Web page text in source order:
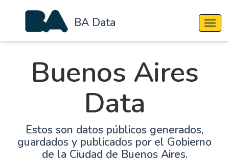
BA Data
Buenos Aires
Data
Estos son datos públicos generados,
guardados y publicados por el Gobierno
de la Ciudad de Buenos Aires.